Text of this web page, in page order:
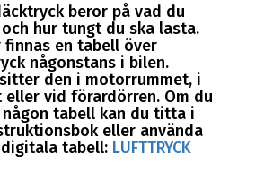
beror på vad du
hur tungt du ska lasta.
finnas en tabell över
någonstans i bilen.
den i motorrummet, i
vid förardörren. Om du
tabell kan du titta i
eller använda
tabell: LUFTTRYCK